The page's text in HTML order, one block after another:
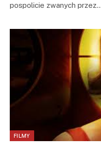
pospolicie zwanych przez…
FILMY